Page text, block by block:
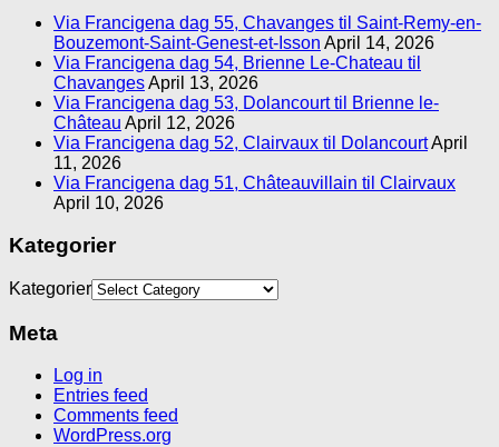
Via Francigena dag 55, Chavanges til Saint-Remy-en-
Bouzemont-Saint-Genest-et-Isson April 14, 2026
Via Francigena dag 54, Brienne Le-Chateau til
ChavangesApril 13, 2026
Via Francigena dag 53, Dolancourt til Brienne le-
Château April 12, 2026
Via Francigena dag 52, Clairvaux til DolancourtApril
11, 2026
Via Francigena dag 51, Châteauvillain til Clairvaux
April 10, 2026
Kategorier
Kategorier
Meta
Log in
Entries feed
Comments feed
WordPress.org